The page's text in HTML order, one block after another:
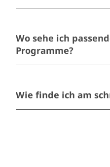
Wo sehe ich
Programme?
Wie finde ich am